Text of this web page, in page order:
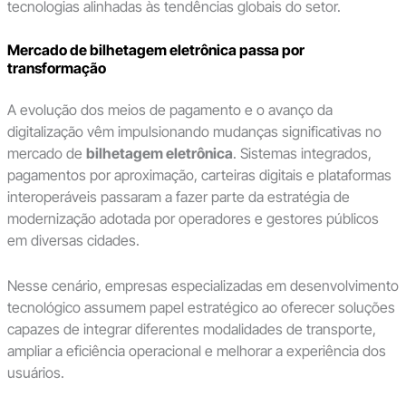
tecnologias alinhadas às tendências globais do setor.
Mercado de bilhetagem eletrônica passa por
transformação
A evolução dos meios de pagamento e o avanço da
digitalização vêm impulsionando mudanças significativas no
mercado de bilhetagem eletrônica. Sistemas integrados,
pagamentos por aproximação, carteiras digitais e plataformas
interoperáveis passaram a fazer parte da estratégia de
modernização adotada por operadores e gestores públicos
em diversas cidades.
Nesse cenário, empresas especializadas em desenvolvimento
tecnológico assumem papel estratégico ao oferecer soluções
capazes de integrar diferentes modalidades de transporte,
ampliar a eficiência operacional e melhorar a experiência dos
usuários.